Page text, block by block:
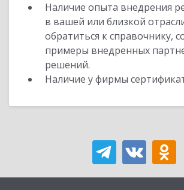
Наличие опыта внедрения
в вашей или близкой
обратиться к справочнику,
примеры внедренных
решений.
Наличие у фирмы